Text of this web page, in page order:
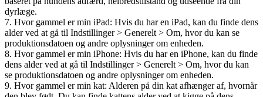
dyrlæge.
7. Hvor gammel er min iPad: Hvis du har en iPad, kan du finde dens
alder ved at gå til Indstillinger > Generelt > Om, hvor du kan se
produktionsdatoen og andre oplysninger om enheden.
8. Hvor gammel er min iPhone: Hvis du har en iPhone, kan du finde
dens alder ved at gå til Indstillinger > Generelt > Om, hvor du kan
se produktionsdatoen og andre oplysninger om enheden.
9. Hvor gammel er min kat: Alderen på din kat afhænger af, hvornår